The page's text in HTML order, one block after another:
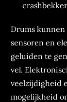
Drums
sensoren en
geluiden te
vel.
veelzijdigheid
mogelijkheid